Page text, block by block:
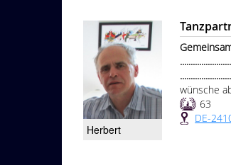
Herbert
wünsche
63
DE-